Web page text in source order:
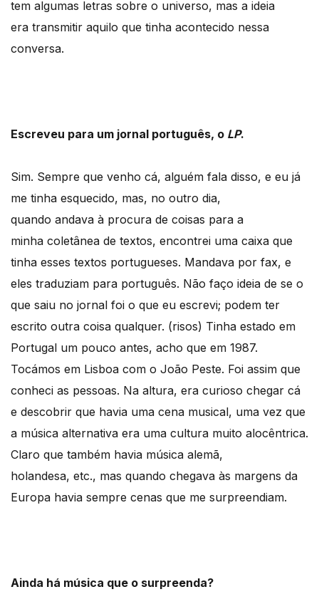
tem algumas letras sobre o universo, mas a ideia
era transmitir aquilo que tinha acontecido nessa
conversa.
Escreveu para um jornal português, o LP.
Sim. Sempre que venho cá, alguém fala disso, e eu já
me tinha esquecido, mas, no outro dia,
quando andava à procura de coisas para a
minha coletânea de textos, encontrei uma caixa que
tinha esses textos portugueses. Mandava por fax, e
eles traduziam para português. Não faço ideia de se o
que saiu no jornal foi o que eu escrevi; podem ter
escrito outra coisa qualquer. (risos) Tinha estado em
Portugal um pouco antes, acho que em 1987.
Tocámos em Lisboa com o João Peste. Foi assim que
conheci as pessoas. Na altura, era curioso chegar cá
e descobrir que havia uma cena musical, uma vez que
a música alternativa era uma cultura muito alocêntrica.
Claro que também havia música alemã,
holandesa, etc., mas quando chegava às margens da
Europa havia sempre cenas que me surpreendiam.
Ainda há música que o surpreenda?